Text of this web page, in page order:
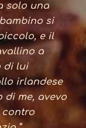
solo una
si
e il
a
di lui
irlandese
di me, avevo
contro